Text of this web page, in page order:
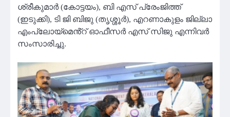
ശ്രീകുമാർ (കോട്ടയം), ബി എസ് പ്രേംജിത്ത്
(ഇടുക്കി), ടി ജി ബിജു (തൃശ്ശൂർ), എറണാകുളം ജില്ലാ
എംപ്ലോയ്‌മെൻ്റ് ഓഫീസർ എസ് സിജു എന്നിവർ
സംസാരിച്ചു.